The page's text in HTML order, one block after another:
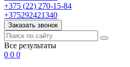
+375 (22) 270-15-84
+375292421340
Заказать звонок
Все результаты
0 0 0